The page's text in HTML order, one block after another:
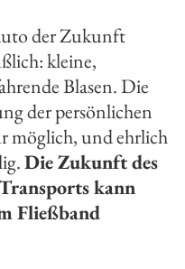
der Zukunft
kleine,
Blasen. Die
der persönlichen
möglich, und ehrlich
Die Zukunft des
kann
Fließband